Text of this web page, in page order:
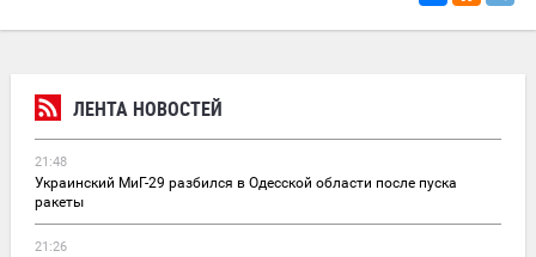
ЛЕНТА НОВОСТЕЙ
21:48
Украинский МиГ-29 разбился в Одесской области после пуска
ракеты
21:26